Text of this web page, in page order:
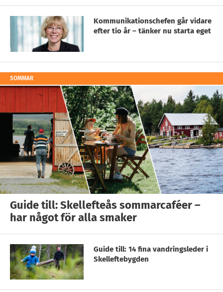
Kommunikationschefen går vidare
efter tio år – tänker nu starta eget
SOMMAR
Guide till: Skellefteås sommarcaféer –
har något för alla smaker
Guide till: 14 fina vandringsleder i
Skelleftebygden